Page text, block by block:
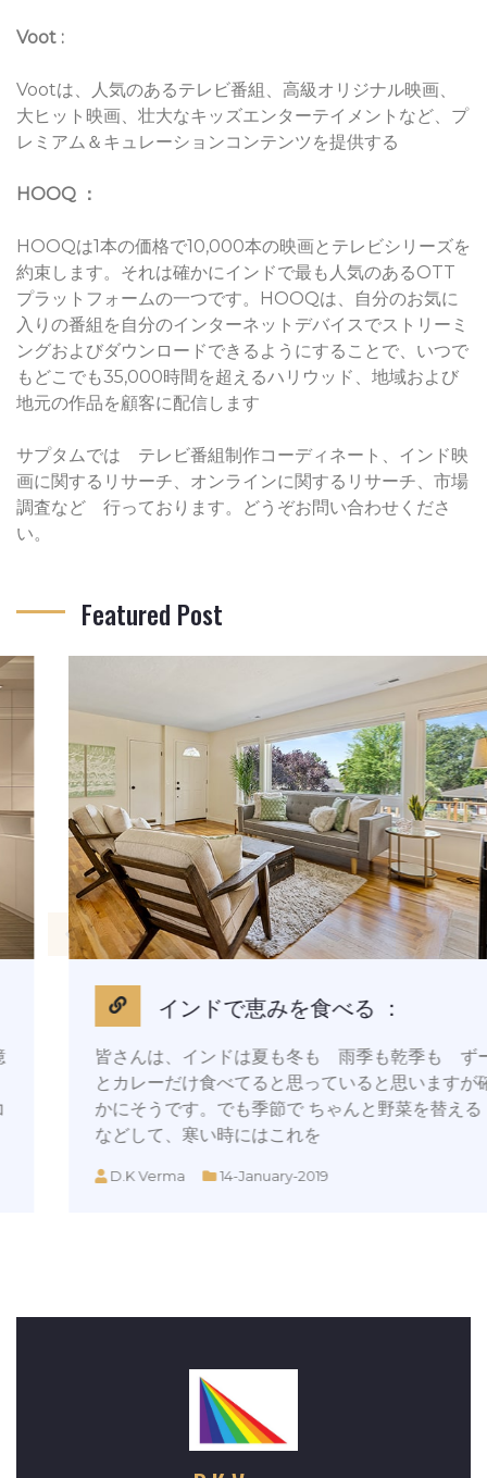
Voot :
Vootは、人気のあるテレビ番組、高級オリジナル映画、
大ヒット映画、壮大なキッズエンターテイメントなど、プ
レミアム＆キュレーションコンテンツを提供する
HOOQ ：
HOOQは1本の価格で10,000本の映画とテレビシリーズを
約束します。それは確かにインドで最も人気のあるOTT
プラットフォームの一つです。HOOQは、自分のお気に
入りの番組を自分のインターネットデバイスでストリーミ
ングおよびダウンロードできるようにすることで、いつで
もどこでも35,000時間を超えるハリウッド、地域および
地元の作品を顧客に配信します
サプタムでは テレビ番組制作コーディネート、インド映
画に関するリサーチ、オンラインに関するリサーチ、市場
調査など 行っております。どうぞお問い合わせくださ
い。
Featured Post
インドで恵みを食べる ：
皆さんは、インドは夏も冬も 雨季も乾季も ずー
とカレーだけ食べてると思っていると思いますが確
かにそうです。でも季節で ちゃんと野菜を替える
などして、寒い時にはこれを
D.K Verma 14-January-2019